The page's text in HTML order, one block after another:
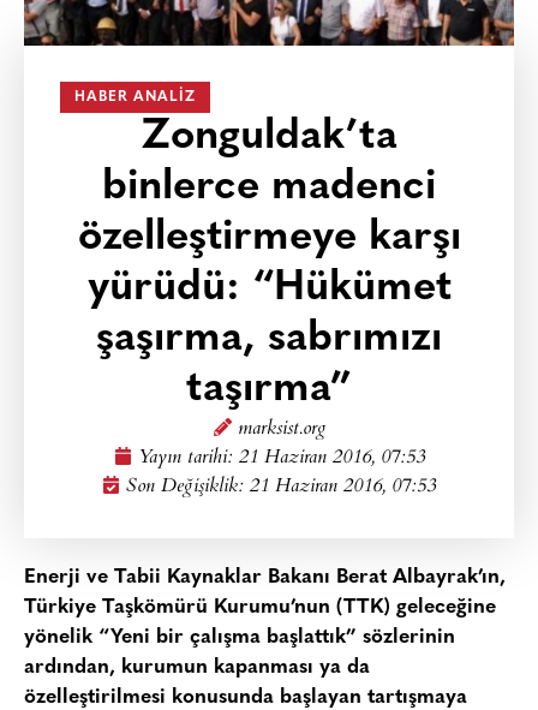
HABER ANALIZ
Zonguldak’ta
binlerce madenci
özelleştirmeye karşı
yürüdü: “Hükümet
şaşırma, sabrımızı
taşırma”
marksist.org
Yayın tarihi: 21 Haziran 2016, 07:53
Son Değişiklik: 21 Haziran 2016, 07:53
Enerji ve Tabii Kaynaklar Bakanı Berat Albayrak’ın,
Türkiye Taşkömürü Kurumu’nun (TTK) geleceğine
yönelik “Yeni bir çalışma başlattık” sözlerinin
ardından, kurumun kapanması ya da
özelleştirilmesi konusunda başlayan tartışmaya